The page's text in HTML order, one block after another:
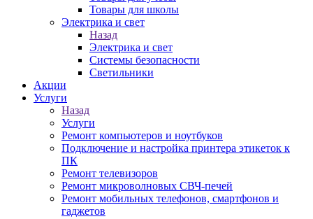
Товары для школы
Электрика и свет
Назад
Электрика и свет
Системы безопасности
Светильники
Акции
Услуги
Назад
Услуги
Ремонт компьютеров и ноутбуков
Подключение и настройка принтера этикеток к
ПК
Ремонт телевизоров
Ремонт микроволновых СВЧ-печей
Ремонт мобильных телефонов, смартфонов и
гаджетов